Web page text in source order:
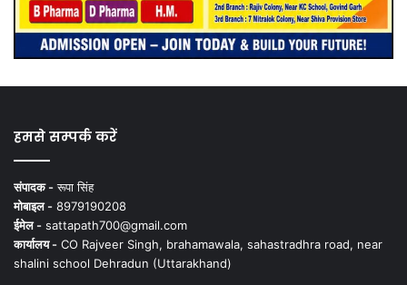
हमसे सम्पर्क करें
संपादक -रूपा सिंह
मोबाइल - 8979190208
ईमेल - sattapath700@gmail.com
कार्यालय - CO Rajveer Singh, brahamawala, sahastradhra road, near
shalini school Dehradun (Uttarakhand)